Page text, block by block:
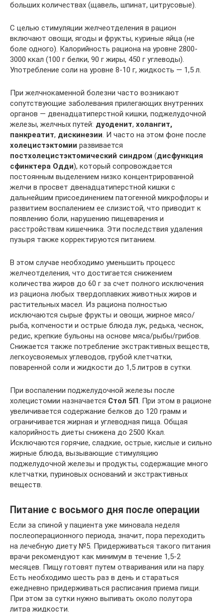
больших количествах (щавель, шпинат, цитрусовые).
С целью стимуляции желчеотделения в рацион
включают овощи, ягоды и фрукты, куриные яйца (не
боле одного). Калорийность рациона на уровне 2800-
3000 ккал (100 г белки, 90 г жиры, 450 г углеводы).
Употребление соли на уровне 8-10 г, жидкость — 1,5 л.
При желчнокаменной болезни часто возникают
сопутствующие заболевания прилегающих внутренних
органов — двенадцатиперстной кишки, поджелудочной
железы, желчных путей: дуоденит, холангит,
панкреатит, дискинезии. И часто на этом фоне после
холецистэктомии развивается
постхолецистэктомический синдром (дисфункция
сфинктера Одди), который сопровождается
постоянным выделением низко концентрированной
желчи в просвет двенадцатиперстной кишки с
дальнейшим присоединением патогенной микрофлоры и
развитием воспалением ее слизистой, что приводит к
появлению боли, нарушению пищеварения и
расстройствам кишечника. Эти последствия удаления
пузыря также корректируются питанием.
В этом случае необходимо уменьшить процесс
желчеотделения, что достигается снижением
количества жиров до 60 г за счет полного исключения
из рациона любых твердоплавких животных жиров и
растительных масел. Из рациона полностью
исключаются сырые фрукты и овощи, жирное мясо/
рыба, копчености и острые блюда лук, редька, чеснок,
редис, крепкие бульоны на основе мяса/рыбы/грибов.
Снижается также потребление экстрактивных веществ,
легкоусвояемых углеводов, грубой клетчатки,
поваренной соли и жидкости до 1,5 литров в сутки.
При воспалении поджелудочной железы после
холецистомии назначается Стол 5П. При этом в рационе
увеличивается содержание белков до 120 грамм и
ограничивается жирная и углеводная пища. Общая
калорийность диеты снижена до 2500 Ккал.
Исключаются горячие, сладкие, острые, кислые и сильно
жирные блюда, вызывающие стимуляцию
поджелудочной железы и продукты, содержащие много
клетчатки, пуриновых оснований и экстрактивных
веществ.
Питание с восьмого дня после операции
Если за спиной у пациента уже миновала неделя
послеоперационного периода, значит, пора переходить
на лечебную диету №5. Придерживаться такого питания
врачи рекомендуют как минимум в течение 1,5-2
месяцев. Пищу готовят путем отваривания или на пару.
Есть необходимо шесть раз в день и стараться
ежедневно придерживаться расписания приема пищи.
При этом за сутки нужно выпивать около полутора
литра жидкости.